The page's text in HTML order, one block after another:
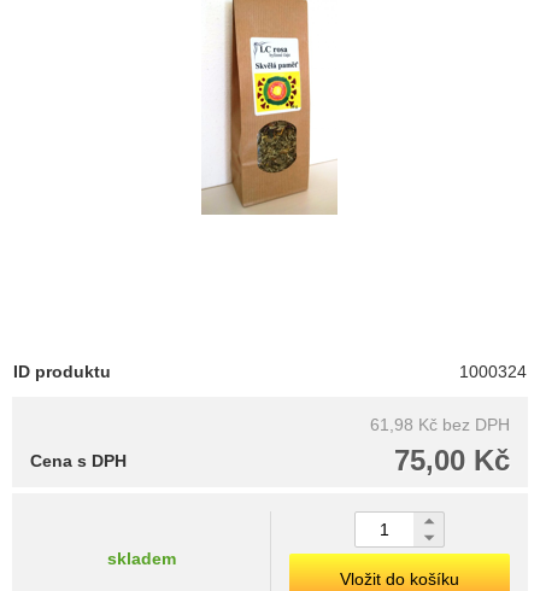
ID produktu 1000324
61,98 Kč bez DPH
75,00 Kč
Cena s DPH
skladem
Vložit do košíku